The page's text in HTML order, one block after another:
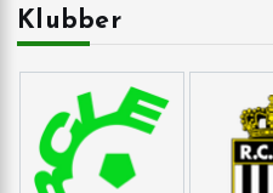
t
e
Klubber